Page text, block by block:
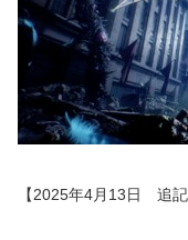
【2025年4月13日 追記